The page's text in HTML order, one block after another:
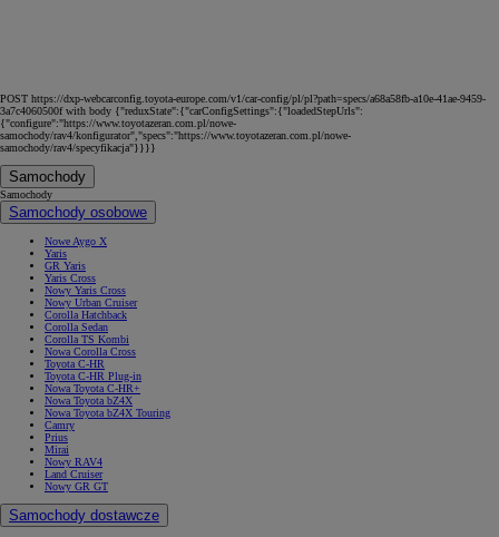
POST https://dxp-webcarconfig.toyota-europe.com/v1/car-config/pl/pl?path=specs/a68a58fb-a10e-41ae-9459-
3a7c4060500f with body {"reduxState":{"carConfigSettings":{"loadedStepUrls":
{"configure":"https://www.toyotazeran.com.pl/nowe-
samochody/rav4/konfigurator","specs":"https://www.toyotazeran.com.pl/nowe-
samochody/rav4/specyfikacja"}}}}
Samochody
Samochody
Samochody osobowe
Nowe Aygo X
Yaris
GR Yaris
Yaris Cross
Nowy Yaris Cross
Nowy Urban Cruiser
Corolla Hatchback
Corolla Sedan
Corolla TS Kombi
Nowa Corolla Cross
Toyota C-HR
Toyota C-HR Plug-in
Nowa Toyota C-HR+
Nowa Toyota bZ4X
Nowa Toyota bZ4X Touring
Camry
Prius
Mirai
Nowy RAV4
Land Cruiser
Nowy GR GT
Samochody dostawcze